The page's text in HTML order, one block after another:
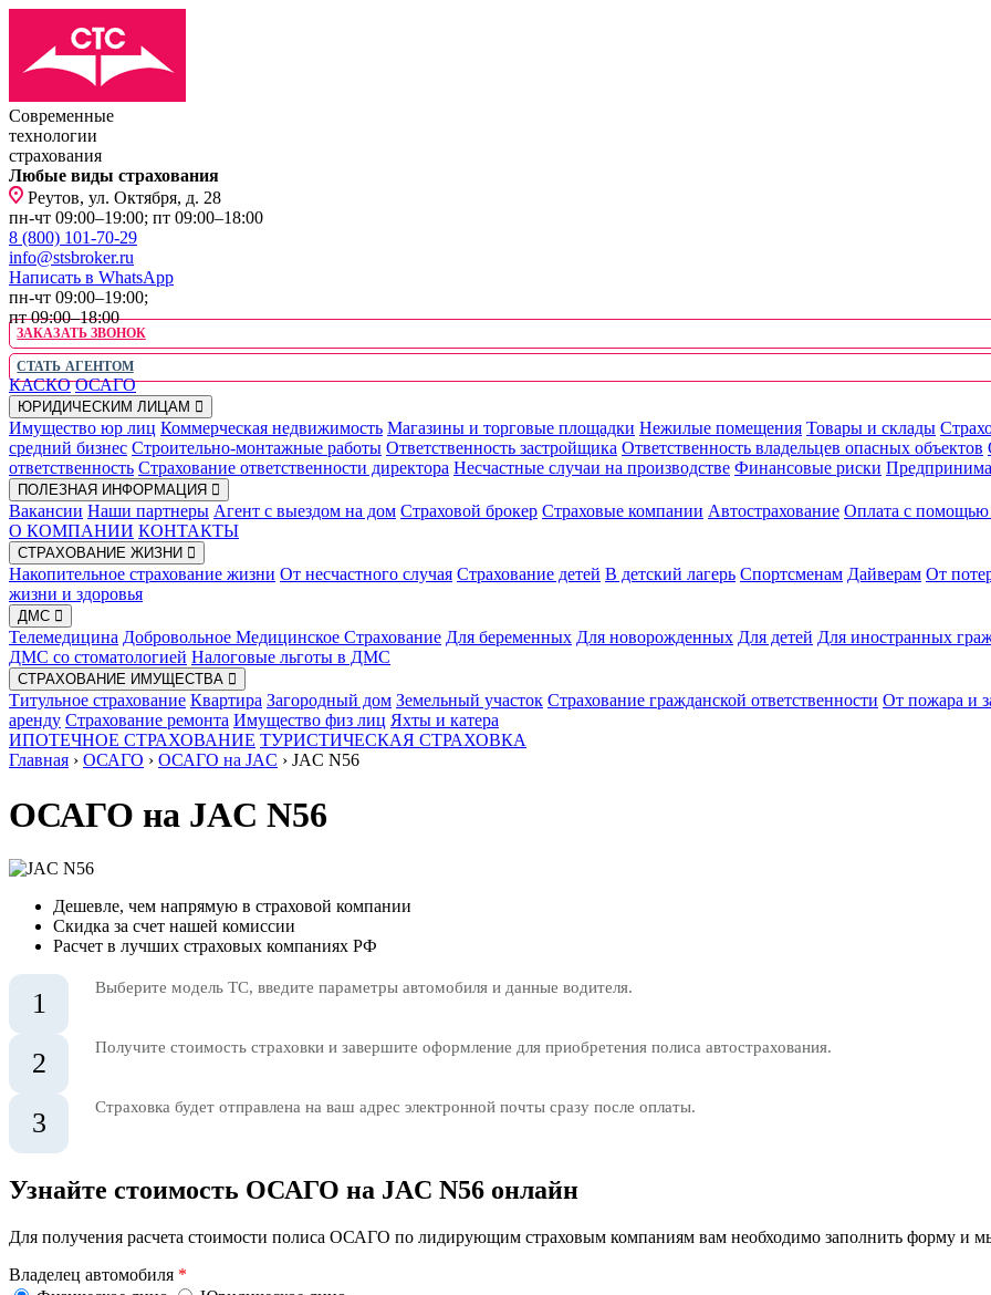
Современные
технологии
страхования
Любые виды страхования
Реутов, ул. Октября, д. 28
пн-чт 09:00–19:00; пт 09:00–18:00
8 (800) 101-70-29
info@stsbroker.ru
Написать в WhatsApp
пн-чт 09:00–19:00;
пт 09:00–18:00
ЗАКАЗАТЬ ЗВОНОК
СТАТЬ АГЕНТОМ
КАСКО ОСАГО
ЮРИДИЧЕСКИМ ЛИЦАМ
Имущество юр лиц Коммерческая недвижимость Магазины и торговые площадки Нежилые помещения Товары и склады
средний бизнес Строительно-монтажные работы Ответственность застройщика Ответственность владельцев опасных объектов
ответственность Страхование ответственности директора Несчастные случаи на производстве Финансовые риски
ПОЛЕЗНАЯ ИНФОРМАЦИЯ
Вакансии Наши партнеры Агент с выездом на дом Страховой брокер Страховые компании Автострахование Оплата с
О КОМПАНИИ КОНТАКТЫ
СТРАХОВАНИЕ ЖИЗНИ
Накопительное страхование жизни От несчастного случая Страхование детей В детский лагерь Спортсменам Дайверам От
жизни и здоровья
ДМС
Телемедицина Добровольное Медицинское Страхование Для беременных Для новорожденных Для детей Для иностранных
ДМС со стоматологией Налоговые льготы в ДМС
СТРАХОВАНИЕ ИМУЩЕСТВА
Титульное страхование Квартира Загородный дом Земельный участок Страхование гражданской ответственности От пожара и
аренду Страхование ремонта Имущество физ лиц Яхты и катера
ИПОТЕЧНОЕ СТРАХОВАНИЕ ТУРИСТИЧЕСКАЯ СТРАХОВКА
Главная › ОСАГО › ОСАГО на JAC › JAC N56
ОСАГО на JAC N56
Дешевле, чем напрямую в страховой компании
Скидка за счет нашей комиссии
Расчет в лучших страховых компаниях РФ
1 Выберите модель ТС, введите параметры автомобиля и данные водителя.
2 Получите стоимость страховки и завершите оформление для приобретения полиса автострахования.
3 Страховка будет отправлена на ваш адрес электронной почты сразу после оплаты.
Узнайте стоимость ОСАГО на JAC N56 онлайн
Для получения расчета стоимости полиса ОСАГО по лидирующим страховым компаниям вам необходимо заполнить форму и мы
Владелец автомобиля *